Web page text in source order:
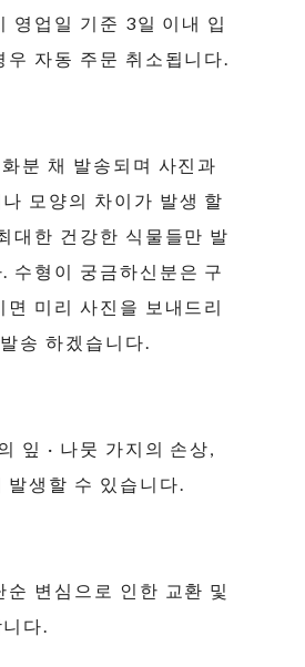
영업일 기준 3일 이내 입
우 자동 주문 취소됩니다.
분 채 발송되며 사진과
모양의 차이가 발생 할
대한 건강한 식물들만 발
수형이 궁금하신분은 구
면 미리 사진을 보내드리
송 하겠습니다.
잎 · 나뭇 가지의 손상,
발생할 수 있습니다.
순 변심으로 인한 교환 및
다.